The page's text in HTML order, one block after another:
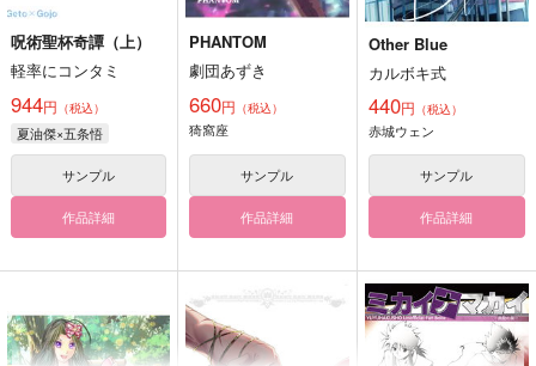
呪術聖杯奇譚（上）
軽率にコンタミ
944円 （税込）
夏油傑×五条悟
サンプル
作品詳細
PHANTOM
劇団あずき
660円 （税込）
猗窩座
サンプル
作品詳細
Other Blue
カルボキ式
440円 （税込）
赤城ウェン
サンプル
作品詳細